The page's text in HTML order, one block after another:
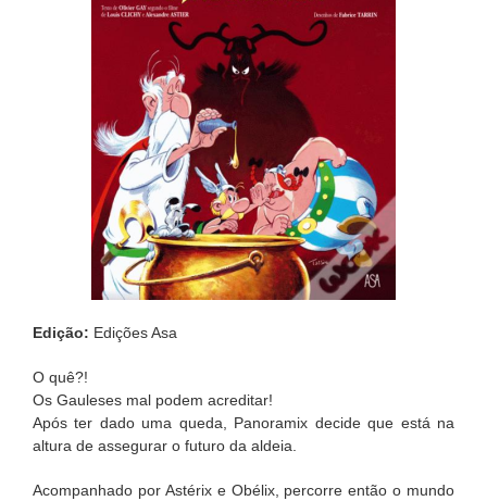
Edição: Edições Asa
O quê?!
Os Gauleses mal podem acreditar!
Após ter dado uma queda, Panoramix decide que está na
altura de assegurar o futuro da aldeia.
Acompanhado por Astérix e Obélix, percorre então o mundo